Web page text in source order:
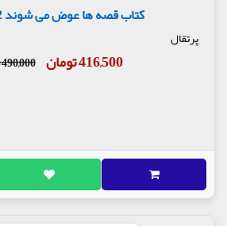
کتاب قصه ها عوض می شوند 2:سیندرلا
پرتقال
416,500 تومان 490,000 تومان